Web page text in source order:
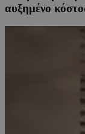
αυξημένο